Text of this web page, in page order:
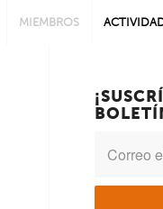
MIEMBROS